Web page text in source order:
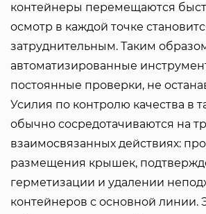
контейнеры перемещаются
осмотр в каждой точке
затруднительным. Таким
автоматизированные
постоянные проверки, не
Усилия по контролю качества в
обычно сосредотачиваются на
взаимосвязанных действиях:
размещения крышек,
герметизации и удалении
контейнеров с основной линии.